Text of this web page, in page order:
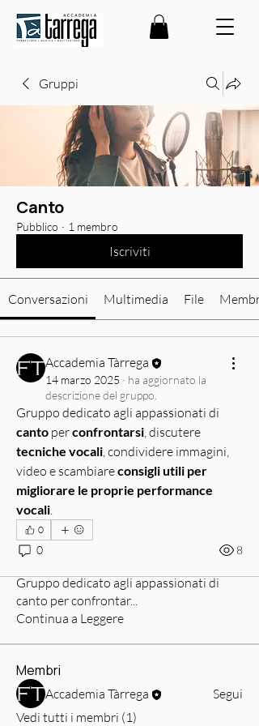
Gruppi
Canto
Pubblico · 1 membro
Iscriviti
Conversazioni Multimedia File Membri
Accademia Tàrrega
14 marzo 2025 · ha aggiornato la
descrizione del gruppo.
canto per confrontarsi
tecniche vocali , condividere immagini,
video e scambiare consigli utili per
migliorare le proprie performance
vocali
0
0 8
Gruppo dedicato agli appassionati di
canto per confrontar...
Continua a Leggere
Membri
Accademia Tàrrega
Segui
Vedi tutti i membri (1)